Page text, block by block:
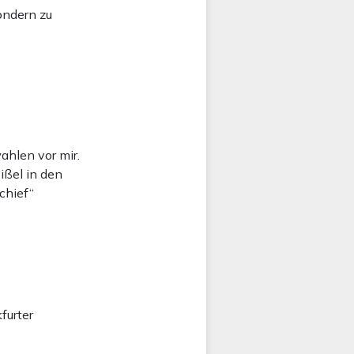
zu
vor mir.
in den